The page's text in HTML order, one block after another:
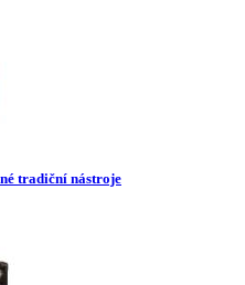
tradiční nástroje